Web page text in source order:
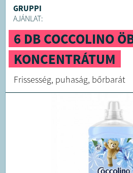
GRUPPI
AJÁNLAT:
6 DB COCCOLINO
KONCENTRÁTUM
Frissesség, puhaság, bőrbarát